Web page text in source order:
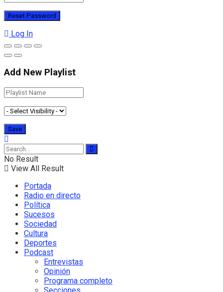
Log In
Add New Playlist
No Result
View All Result
Portada
Radio en directo
Política
Sucesos
Sociedad
Cultura
Deportes
Podcast
Entrevistas
Opinión
Programa completo
Secciones